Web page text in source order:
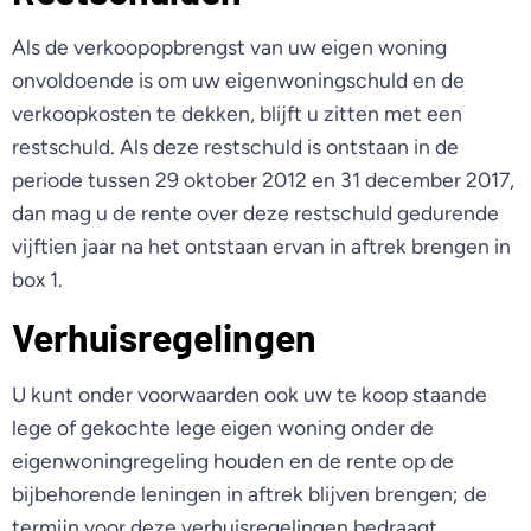
Als de verkoopopbrengst van uw eigen woning
onvoldoende is om uw eigenwoningschuld en de
verkoopkosten te dekken, blijft u zitten met een
restschuld. Als deze restschuld is ontstaan in de
periode tussen 29 oktober 2012 en 31 december 2017,
dan mag u de rente over deze restschuld gedurende
vijftien jaar na het ontstaan ervan in aftrek brengen in
box 1.
Verhuisregelingen
U kunt onder voorwaarden ook uw te koop staande
lege of gekochte lege eigen woning onder de
eigenwoningregeling houden en de rente op de
bijbehorende leningen in aftrek blijven brengen; de